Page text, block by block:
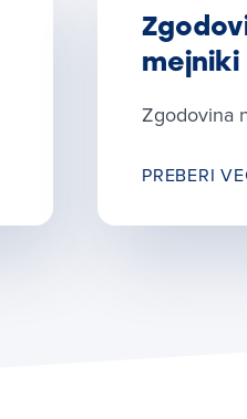
mejniki
Zgodovina
PREBERI